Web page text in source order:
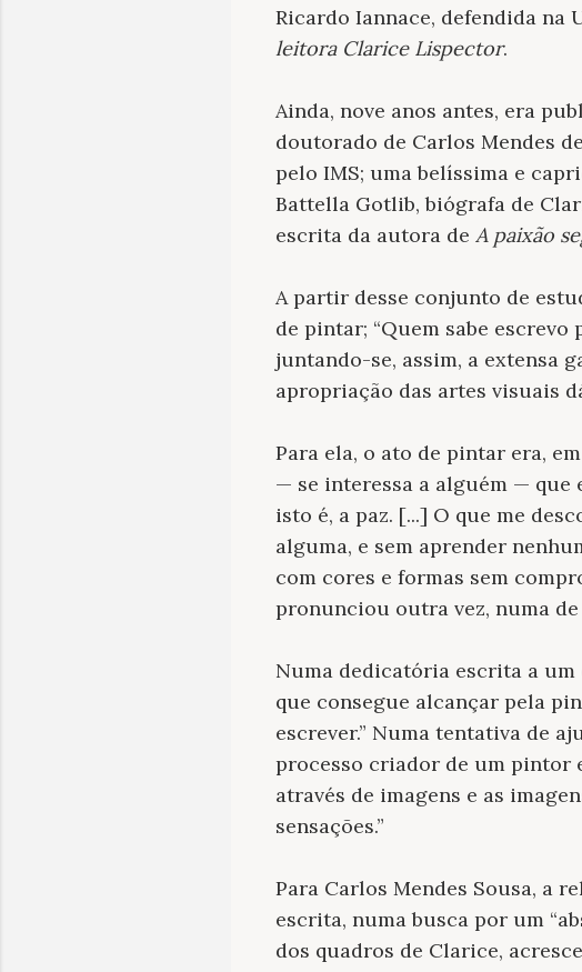
Ricardo Iannace, defendida na
leitora Clarice Lispector.
Ainda, nove anos antes, era
doutorado de Carlos Mendes
pelo IMS; uma belíssima e
Battella Gotlib, biógrafa de
escrita da autora de A paixão
A partir desse conjunto de
de pintar; “Quem sabe
juntando-se, assim, a extensa
apropriação das artes visuais
Para ela, o ato de pintar era,
— se interessa a alguém — que
isto é, a paz. [...] O que me
alguma, e sem aprender
com cores e formas sem
pronunciou outra vez, numa
Numa dedicatória escrita a um
que consegue alcançar pela
escrever.” Numa tentativa de
processo criador de um pintor
através de imagens e as
sensações.”
Para Carlos Mendes Sousa, a
escrita, numa busca por um
dos quadros de Clarice,